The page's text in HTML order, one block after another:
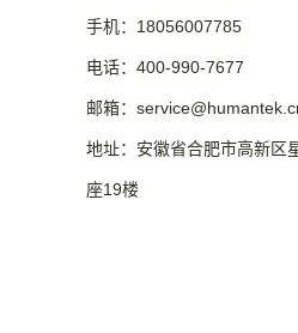
手机：18056007785
电话：400-990-7677
邮箱：
地址：安徽省合肥市高新区
座19楼